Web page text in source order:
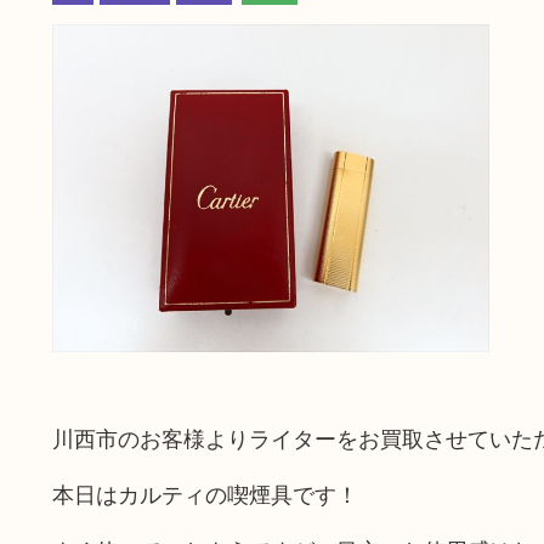
川西市のお客様よりライターをお買取させていた
本日はカルティの喫煙具です！